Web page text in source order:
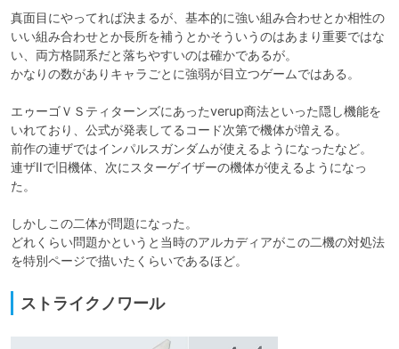
真面目にやってれば決まるが、基本的に強い組み合わせとか相性の
いい組み合わせとか長所を補うとかそういうのはあまり重要ではな
い、両方格闘系だと落ちやすいのは確かであるが。
かなりの数がありキャラごとに強弱が目立つゲームではある。
エゥーゴＶＳティターンズにあったverup商法といった隠し機能を
いれており、公式が発表してるコード次第で機体が増える。
前作の連ザではインパルスガンダムが使えるようになったなど。
連ザⅡで旧機体、次にスターゲイザーの機体が使えるようになっ
た。
しかしこの二体が問題になった。
どれくらい問題かというと当時のアルカディアがこの二機の対処法
を特別ページで描いたくらいであるほど。
ストライクノワール